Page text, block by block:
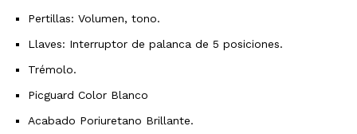
Pertillas: Volumen, tono.
Llaves: Interruptor de palanca de 5 posiciones.
Trémolo.
Picguard Color Blanco
Acabado Poriuretano Brillante.